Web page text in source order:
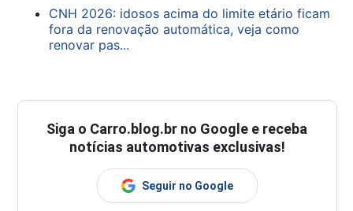
CNH 2026: idosos acima do limite etário ficam
fora da renovação automática, veja como
renovar pas...
Siga o Carro.blog.br no Google e receba
notícias automotivas exclusivas!
Seguir no Google